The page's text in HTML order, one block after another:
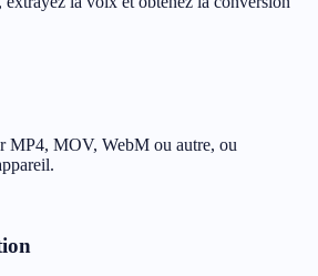
MP4, MOV, WebM ou autre, ou